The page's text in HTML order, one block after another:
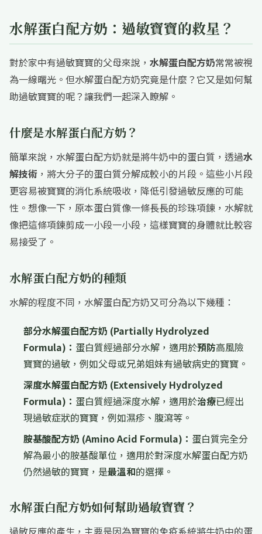
水解蛋白配方奶：過敏寶寶的救星？
對於家中有過敏寶寶的父母來說， 水解蛋白配方奶常常被視
為一線曙光。但水解蛋白配方奶究竟是什麼？它又是如何幫
助過敏寶寶的呢？讓我們一起深入瞭解。
什麼是水解蛋白配方奶？
簡單來說，水解蛋白配方奶就是將牛奶中的蛋白質，透過水
解技術 ，將大分子的蛋白質分解成較小的片段。這些小片段
更容易被寶寶的消化系統吸收，降低引發過敏反應的可能
性。想像一下，原本蛋白質像一條長長的珍珠項鍊，水解就
像把這條項鍊剪成一小段一小段，這樣寶寶的身體就比較容
易接受了。
水解蛋白配方奶的種類
水解的程度不同，水解蛋白配方奶又可分為以下幾種：
部分水解蛋白配方奶 (Partially Hydrolyzed
Formula)： 蛋白質經過部分水解，適用於預防高風險
寶寶的過敏，例如父母或兄弟姐妹有過敏病史的寶寶。
深度水解蛋白配方奶 (Extensively Hydrolyzed
Formula)： 蛋白質經過深度水解，適用於治療已經出
現過敏症狀的寶寶，例如濕疹、腹瀉等。
胺基酸配方奶 (Amino Acid Formula)： 蛋白質完全分
解為最小的胺基酸單位，適用於對深度水解蛋白配方奶
仍然過敏的寶寶，是最溫和的選擇。
水解蛋白配方奶如何幫助過敏寶寶？
過敏反應的產生，主要是因為寶寶的免疫系統將牛奶中的蛋